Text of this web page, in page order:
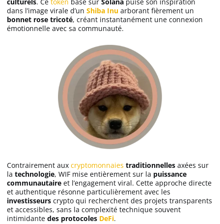
C’est quoi ?
Meilleure Prop Firm
Copy Trading
Meilleur exchange crypto
Binance avis
Bitget avis
culturels. Ce token basé sur Solana puise son inspiration
dans l’image virale d’un Shiba Inu arborant fièrement un
bonnet rose tricoté, créant instantanément une connexion
émotionnelle avec sa communauté.
Contrairement aux cryptomonnaies traditionnelles axées sur
la technologie, WIF mise entièrement sur la puissance
communautaire et l’engagement viral. Cette approche directe
et authentique résonne particulièrement avec les
investisseurs crypto qui recherchent des projets transparents
et accessibles, sans la complexité technique souvent
intimidante des protocoles DeFi.